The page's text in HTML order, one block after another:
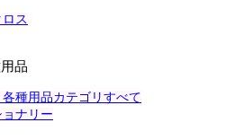
ス
品
種用品カテゴリすべて
ナリー